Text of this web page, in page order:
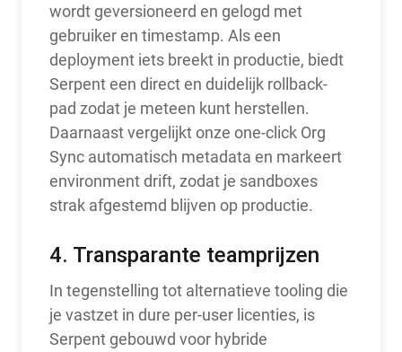
wordt geversioneerd en gelogd met
gebruiker en timestamp. Als een
deployment iets breekt in productie, biedt
Serpent een direct en duidelijk rollback-
pad zodat je meteen kunt herstellen.
Daarnaast vergelijkt onze one-click Org
Sync automatisch metadata en markeert
environment drift, zodat je sandboxes
strak afgestemd blijven op productie.
4. Transparante teamprijzen
In tegenstelling tot alternatieve tooling die
je vastzet in dure per-user licenties, is
Serpent gebouwd voor hybride